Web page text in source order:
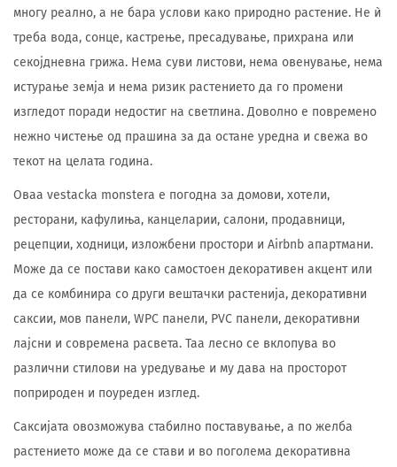
многу реално, а не бара услови како природно растение. Не ѝ
треба вода, сонце, кастрење, пресадување, прихрана или
секојдневна грижа. Нема суви листови, нема овенување, нема
истурање земја и нема ризик растението да го промени
изгледот поради недостиг на светлина. Доволно е повремено
нежно чистење од прашина за да остане уредна и свежа во
текот на целата година.
Оваа vestacka monstera е погодна за домови, хотели,
ресторани, кафулиња, канцеларии, салони, продавници,
рецепции, ходници, изложбени простори и Airbnb апартмани.
Може да се постави како самостоен декоративен акцент или
да се комбинира со други вештачки растенија, декоративни
саксии, мов панели, WPC панели, PVC панели, декоративни
лајсни и современа расвета. Таа лесно се вклопува во
различни стилови на уредување и му дава на просторот
поприроден и поуреден изглед.
Саксијата овозможува стабилно поставување, а по желба
растението може да се стави и во поголема декоративна